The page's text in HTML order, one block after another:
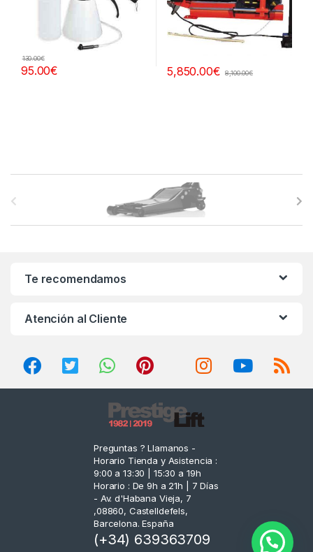
95.00€
130.00€
5,850.00€ 8,100.00€
Te recomendamos
Atención al Cliente
Preguntas ? Llamanos -
Horario Tienda y Asistencia :
9:00 a 13:30 | 15:30 a 19h
Horario : De 9h a 21h | 7 Días
- Av. d'Habana Vieja, 7
,08860, Castelldefels,
Barcelona. España
(+34) 639363709